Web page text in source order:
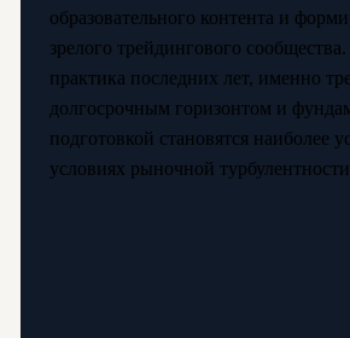
образовательного контента и
зрелого трейдингового
практика последних лет, именно
долгосрочным горизонтом и
подготовкой становятся наиболее
условиях рыночной